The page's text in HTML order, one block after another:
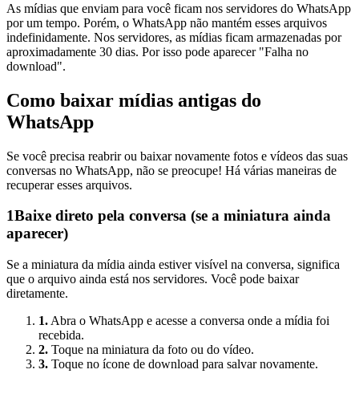
As mídias que enviam para você ficam nos servidores do WhatsApp
por um tempo. Porém, o WhatsApp não mantém esses arquivos
indefinidamente. Nos servidores, as mídias ficam armazenadas por
aproximadamente 30 dias. Por isso pode aparecer "Falha no
download".
Como baixar mídias antigas do
WhatsApp
Se você precisa reabrir ou baixar novamente fotos e vídeos das suas
conversas no WhatsApp, não se preocupe! Há várias maneiras de
recuperar esses arquivos.
1Baixe direto pela conversa (se a miniatura ainda
aparecer)
Se a miniatura da mídia ainda estiver visível na conversa, significa
que o arquivo ainda está nos servidores. Você pode baixar
diretamente.
1. Abra o WhatsApp e acesse a conversa onde a mídia foi
recebida.
2. Toque na miniatura da foto ou do vídeo.
3. Toque no ícone de download para salvar novamente.